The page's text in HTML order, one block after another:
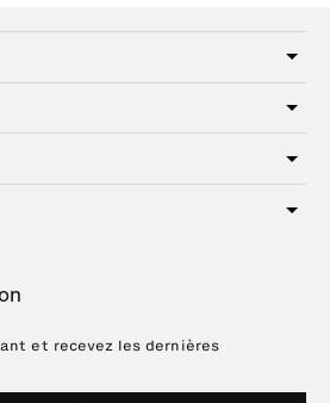
et recevez les dernières